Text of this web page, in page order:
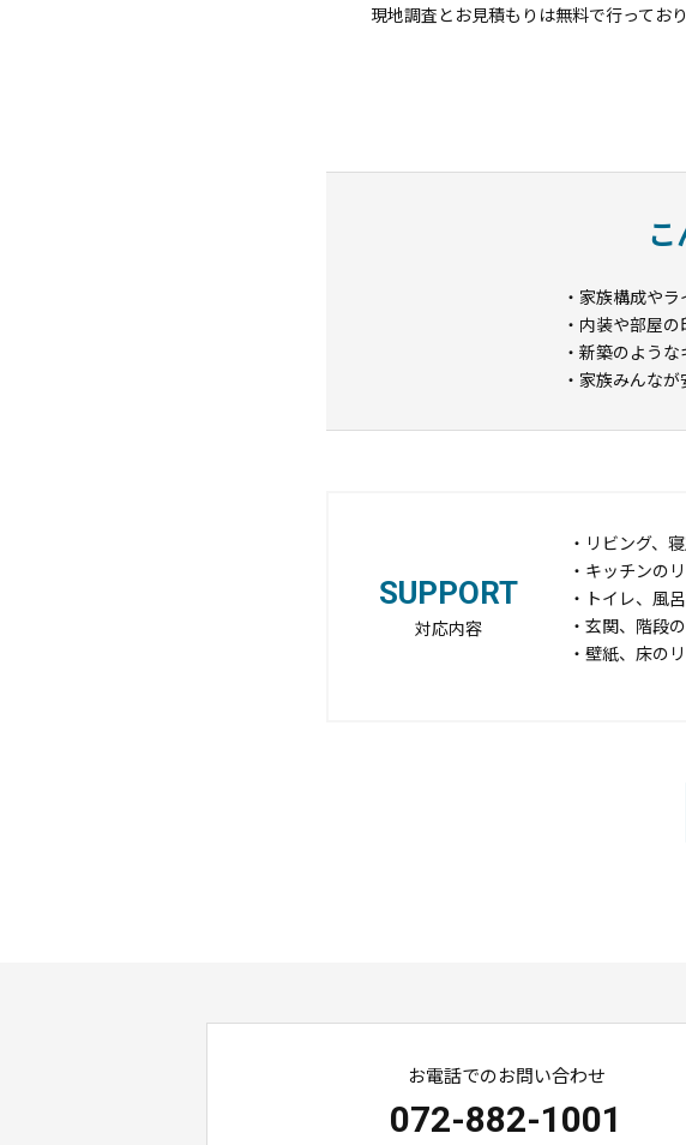
現地調査とお見積もりは無料で行ってお
・家族構成や
・内装や部屋
・新築のよう
・家族みんな
SUPPORT
対応内容
・リビング、
・キッチンの
・トイレ、風
・玄関、階段
・壁紙、床の
お電話でのお問い合わせ
072-882-1001